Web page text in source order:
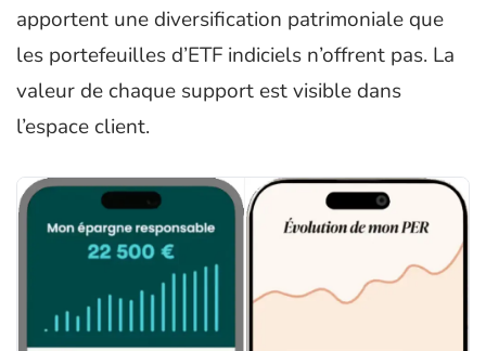
apportent une diversification patrimoniale que
les portefeuilles d’ETF indiciels n’offrent pas. La
valeur de chaque support est visible dans
l’espace client.